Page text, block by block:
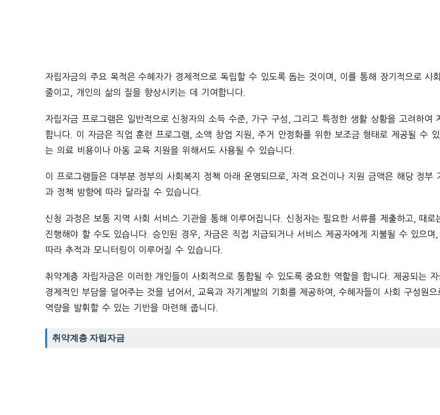
자립자금의 주요 목적은 수혜자가 경제적으로 독립할 수 있도록 돕는 것이며, 이를 통해 장기적으로 사
줄이고, 개인의 삶의 질을 향상시키는 데 기여합니다.
자립자금 프로그램은 일반적으로 신청자의 소득 수준, 가구 구성, 그리고 특정한 생활 상황을 고려하여
합니다. 이 자금은 직업 훈련 프로그램, 소액 창업 지원, 주거 안정화를 위한 보조금 형태로 제공될 수
는 의료 비용이나 아동 교육 지원을 위해서도 사용될 수 있습니다.
이 프로그램들은 대부분 정부의 사회복지 정책 아래 운영되므로, 자격 요건이나 지원 금액은 해당 정부
과 정책 방향에 따라 달라질 수 있습니다.
신청 과정은 보통 지역 사회 서비스 기관을 통해 이루어집니다. 신청자는 필요한 서류를 제출하고, 때로
진행해야 할 수도 있습니다. 승인된 경우, 자금은 직접 지급되거나 서비스 제공자에게 지불될 수 있으며,
따라 추적과 모니터링이 이루어질 수 있습니다.
취약계층 자립자금은 이러한 개인들이 사회적으로 통합될 수 있도록 중요한 역할을 합니다. 제공되는 자
경제적인 부담을 덜어주는 것을 넘어서, 교육과 자기계발의 기회를 제공하여, 수혜자들이 사회 구성원으
역량을 발휘할 수 있는 기반을 마련해 줍니다.
취약계층 자립자금